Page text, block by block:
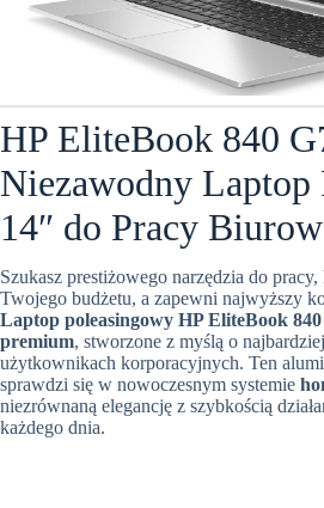
HP EliteBook 840
Niezawodny Laptop
14″ do Pracy
Szukasz prestiżowego narzędzia do pracy,
Twojego budżetu, a zapewni najwyższy
Laptop poleasingowy HP EliteBook
premium, stworzone z myślą o
użytkownikach korporacyjnych. Ten
sprawdzi się w nowoczesnym systemie
niezrównaną elegancję z szybkością
każdego dnia.